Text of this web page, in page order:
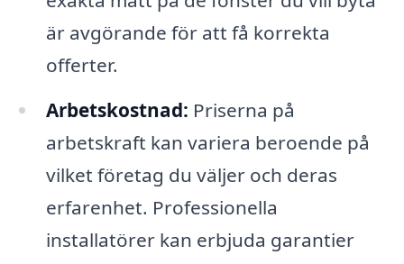
är avgörande för att få korrekta
offerter.
Arbetskostnad: Priserna på
arbetskraft kan variera beroende på
vilket företag du väljer och deras
erfarenhet. Professionella
installatörer kan erbjuda garantier